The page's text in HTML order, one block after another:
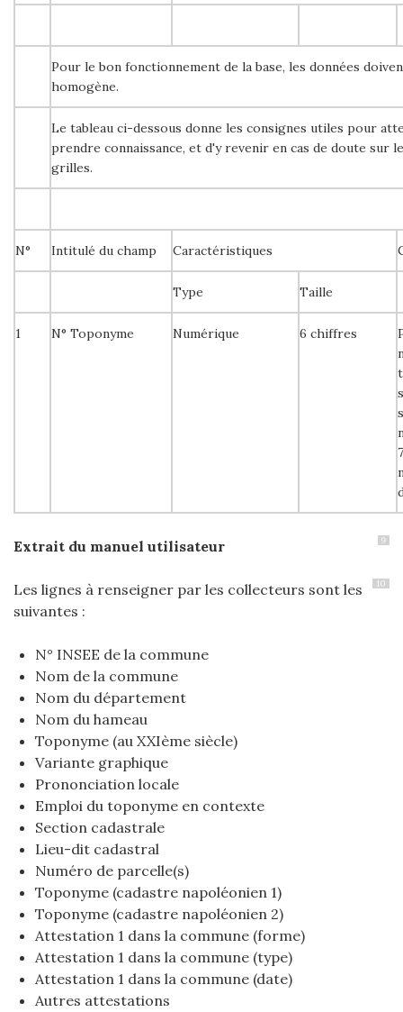
Pour le bon fonctionnement de la base, les données
homogène.
Le tableau ci-dessous donne les consignes utiles pour
prendre connaissance, et d'y revenir en cas de doute sur
grilles.
N° Intitulé du champ Caractéristiques
Type Taille
1 N° Toponyme Numérique 6 chiffres
9
Extrait du manuel utilisateur
10
Les lignes à renseigner par les collecteurs sont les
suivantes :
N° INSEE de la commune
Nom de la commune
Nom du département
Nom du hameau
Toponyme (au XXIème siècle)
Variante graphique
Prononciation locale
Emploi du toponyme en contexte
Section cadastrale
Lieu-dit cadastral
Numéro de parcelle(s)
Toponyme (cadastre napoléonien 1)
Toponyme (cadastre napoléonien 2)
Attestation 1 dans la commune (forme)
Attestation 1 dans la commune (type)
Attestation 1 dans la commune (date)
Autres attestations